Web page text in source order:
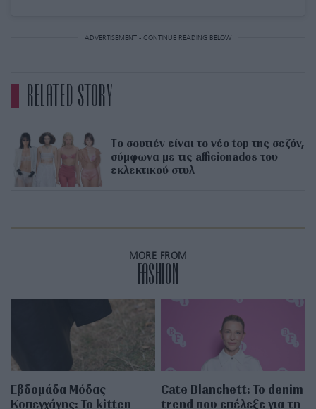
ADVERTISEMENT - CONTINUE READING BELOW
RELATED STORY
Tο σουτιέν είναι το νέο top της σεζόν,
σύμφωνα με τις afficionados του
εκλεκτικού στυλ
MORE FROM
FASHION
Εβδομάδα Μόδας
Κοπεγχάγης: Το kitten
Cate Blanchett: Το denim
trend που επέλεξε για τη